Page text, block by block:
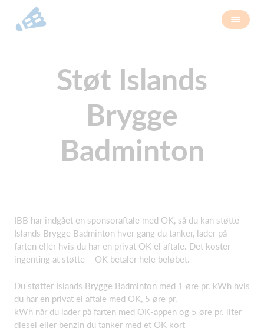
Støt Islands
Brygge
Badminton
IBB har indgået en sponsoraftale med OK, så du kan støtte
Islands Brygge Badminton hver gang du tanker, lader på
farten eller hvis du har en privat OK el aftale. Det koster
ingenting at støtte – OK betaler hele beløbet.
Du støtter Islands Brygge Badminton med 1 øre pr. kWh hvis
du har en privat el aftale med OK, 5 øre pr.
kWh når du lader på farten med OK-appen og 5 øre pr. liter
diesel eller benzin du tanker med et OK kort